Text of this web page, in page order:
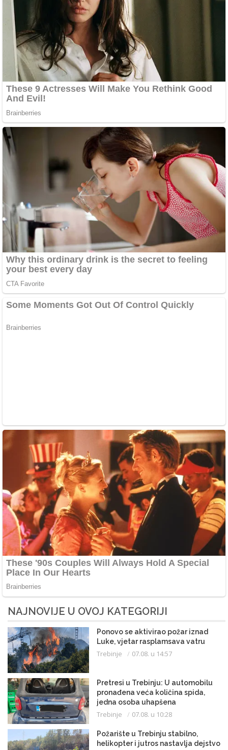
NAJNOVIJE U OVOJ KATEGORIJI
Ponovo se aktivirao požar iznad
Luke, vjetar rasplamsava vatru
Trebinje 07.08. u 14:57
Pretresi u Trebinju: U automobilu
pronađena veća količina spida,
jedna osoba uhapšena
Trebinje 07.08. u 10:28
Požarište u Trebinju stabilno,
helikopter i jutros nastavlja dejstvo